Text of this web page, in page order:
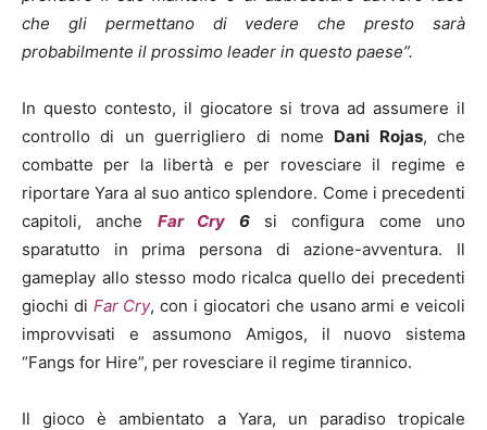
che gli permettano di vedere che presto sarà
probabilmente il prossimo leader in questo paese”.
In questo contesto, il giocatore si trova ad assumere il
controllo di un guerrigliero di nome Dani Rojas, che
combatte per la libertà e per rovesciare il regime e
riportare Yara al suo antico splendore. Come i precedenti
capitoli, anche Far Cry 6si configura come uno
sparatutto in prima persona di azione-avventura. Il
gameplay allo stesso modo ricalca quello dei precedenti
giochi di Far Cry, con i giocatori che usano armi e veicoli
improvvisati e assumono Amigos, il nuovo sistema
“Fangs for Hire”, per rovesciare il regime tirannico.
Il gioco è ambientato a Yara, un paradiso tropicale